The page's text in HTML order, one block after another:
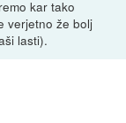
kar tako
verjetno že bolj
lasti).